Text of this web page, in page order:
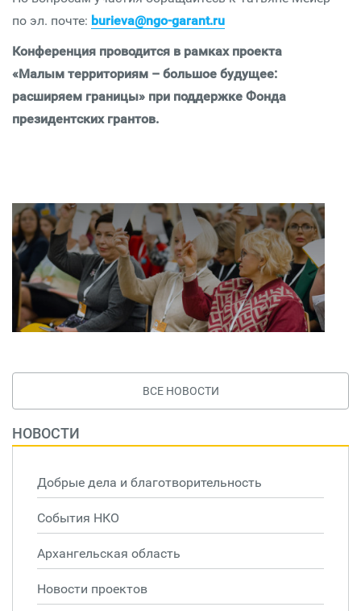
по эл. почте: burieva@ngo-garant.ru
Конференция проводится в рамках проекта
«Малым территориям – большое будущее:
расширяем границы» при поддержке Фонда
президентских грантов.
ВСЕ НОВОСТИ
НОВОСТИ
Добрые дела и благотворительность
События НКО
Архангельская область
Новости проектов